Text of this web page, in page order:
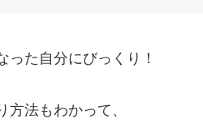
た自分にびっくり！
法もわかって、